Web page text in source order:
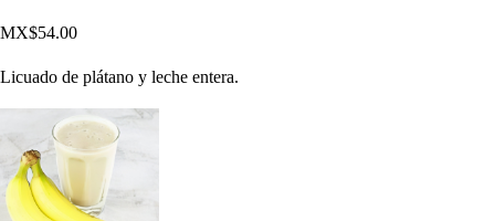
MX$54.00
Licuado de plátano y leche entera.